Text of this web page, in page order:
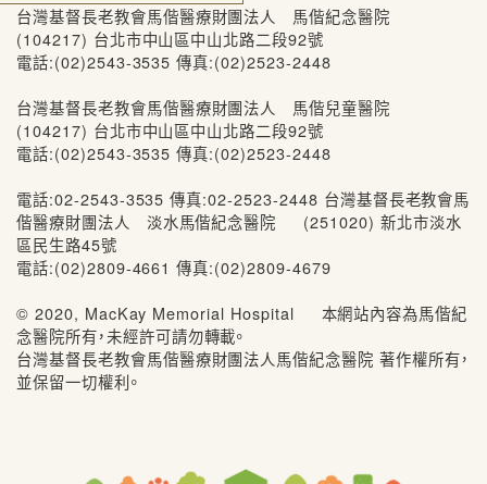
台灣基督長老教會馬偕醫療財團法人 馬偕紀念醫院
(104217) 台北市中山區中山北路二段92號
電話:(02)2543-3535 傳真:(02)2523-2448
台灣基督長老教會馬偕醫療財團法人 馬偕兒童醫院
(104217) 台北市中山區中山北路二段92號
電話:(02)2543-3535 傳真:(02)2523-2448
電話:02-2543-3535 傳真:02-2523-2448 台灣基督長老教會馬
偕醫療財團法人 淡水馬偕紀念醫院 (251020) 新北市淡水
區民生路45號
電話:(02)2809-4661 傳真:(02)2809-4679
© 2020, MacKay Memorial Hospital 本網站內容為馬偕紀
念醫院所有，未經許可請勿轉載。
台灣基督長老教會馬偕醫療財團法人馬偕紀念醫院 著作權所有，
並保留一切權利。